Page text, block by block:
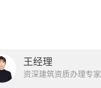
王经理
资深建筑资质办理专家